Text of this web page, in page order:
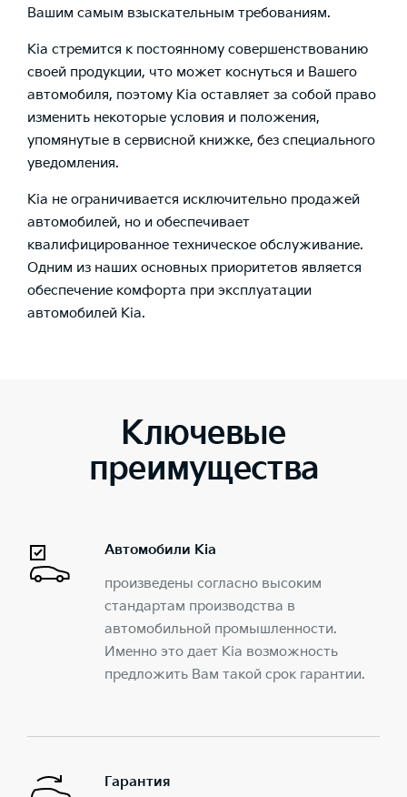
Вашим самым взыскательным требованиям.
Kia стремится к постоянному совершенствованию
своей продукции, что может коснуться и Вашего
автомобиля, поэтому Kia оставляет за собой право
изменить некоторые условия и положения,
упомянутые в сервисной книжке, без специального
уведомления.
Kia не ограничивается исключительно продажей
автомобилей, но и обеспечивает
квалифицированное техническое обслуживание.
Одним из наших основных приоритетов является
обеспечение комфорта при эксплуатации
автомобилей Kia.
Ключевые
преимущества
Автомобили Kia
произведены согласно высоким
стандартам производства в
автомобильной промышленности.
Именно это дает Kia возможность
предложить Вам такой срок гарантии.
Гарантия